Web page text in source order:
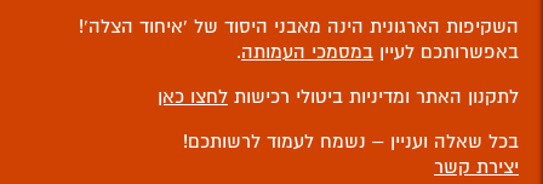
השקיפות הארגונית הינה מאבני היסוד של ‘איחוד הצלה’!
באפשרותכם לעיין במסמכי העמותה.
לתקנון האתר ומדיניות ביטולי רכישות לחצו כאן
בכל שאלה ועניין – נשמח לעמוד לרשותכם!
יצירת קשר